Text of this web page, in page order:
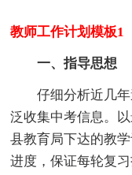
教师工作计划模板1
一、指导思想
仔细分析近几
泛收集中考信息。
县教育局下达的教
进度，保证每轮复